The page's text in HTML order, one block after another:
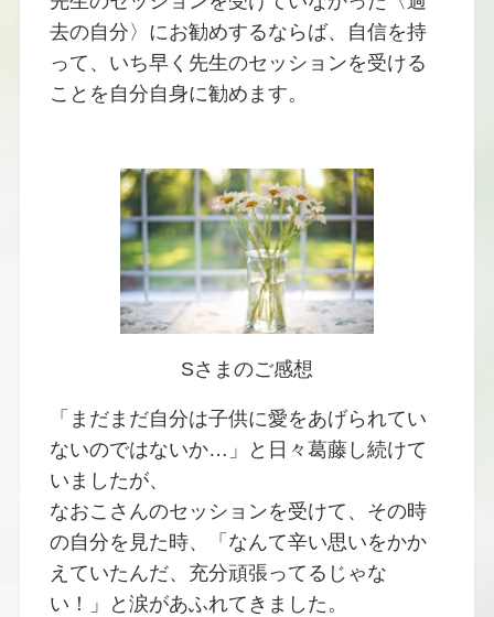
去の自分〉にお勧めするならば、自信を持
って、いち早く先生のセッションを受ける
ことを自分自身に勧めます。
Sさまのご感想
「まだまだ自分は子供に愛をあげられてい
ないのではないか…」と日々葛藤し続けて
いましたが、
なおこさんのセッションを受けて、その時
の自分を見た時、「なんて辛い思いをかか
えていたんだ、充分頑張ってるじゃな
い！」と涙があふれてきました。